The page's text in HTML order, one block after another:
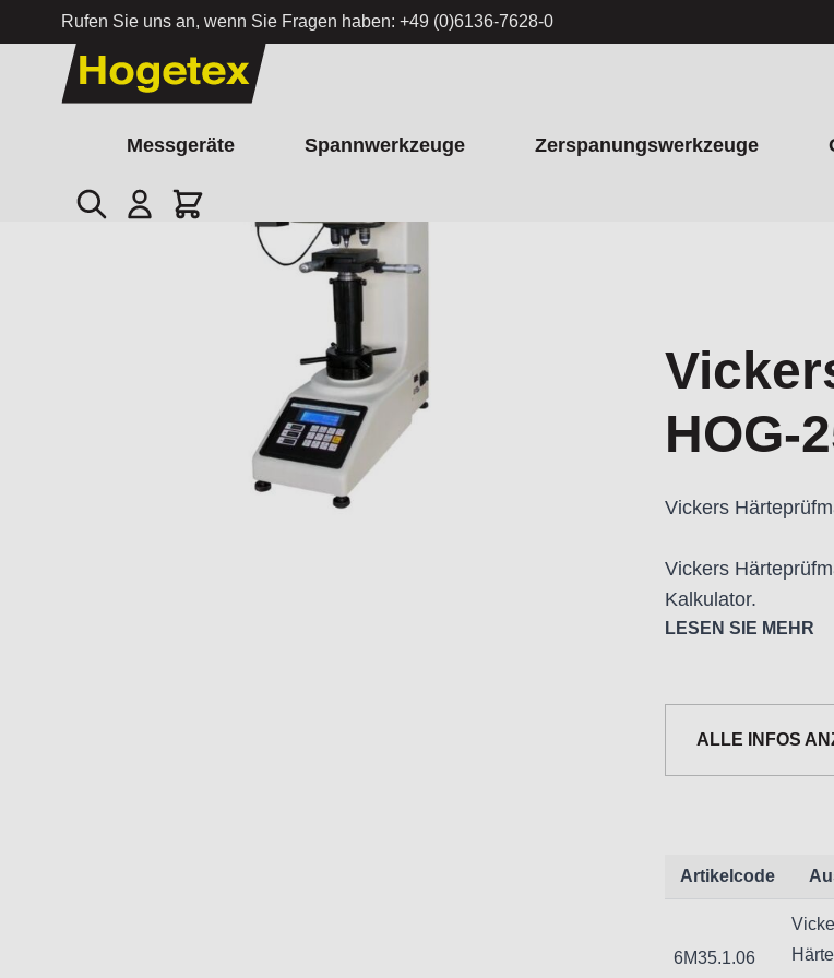
Rufen Sie uns an, wenn Sie Fragen haben: +49 (0)6136-7628-0
Zum Inhalt springen
Messgeräte Spannwerkzeuge Zerspanungswerkzeuge
Suche Cart
Vickers Härteprüfmaschine HOG-250A
HOG-
Vickers
Vickers
Kalkulator.
Technische Daten:
- Messbereich:
- Prüfkraftauswahl
- Härtewert,
LESEN SIE MEHR
ALLE INFOS
Artikelcode
6M35.1.06